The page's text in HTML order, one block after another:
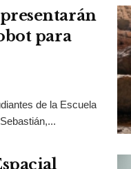
para
de la Escuela